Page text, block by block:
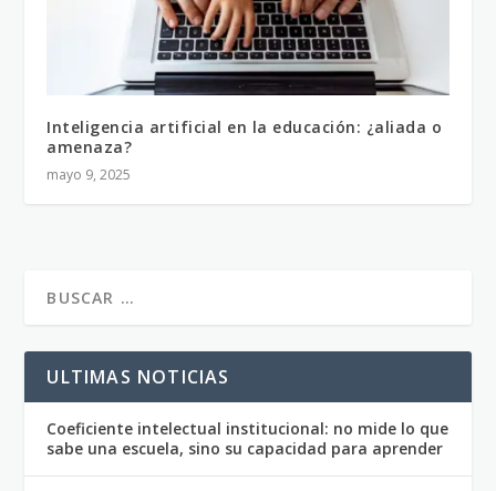
Inteligencia artificial en la educación: ¿aliada o
amenaza?
mayo 9, 2025
ULTIMAS NOTICIAS
Coeficiente intelectual institucional: no mide lo que
sabe una escuela, sino su capacidad para aprender